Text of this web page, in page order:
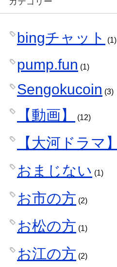
bingチャット (1)
pump.fun (1)
Sengokucoin (3)
【動画】 (12)
【大河ドラマ】
おまじない (1)
お市の方 (2)
お松の方 (1)
お江の方 (2)